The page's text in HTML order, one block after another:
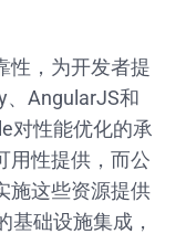
性，为开发者提
、AngularJS和
对性能优化的承
用性提供，而公
施这些资源提供
基础设施集成，